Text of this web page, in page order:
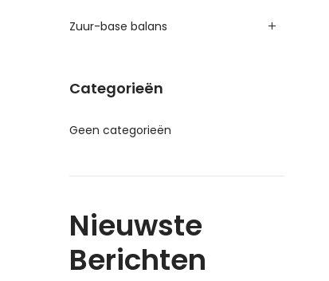
Zuur-base balans
Categorieën
Geen categorieën
Nieuwste
Berichten